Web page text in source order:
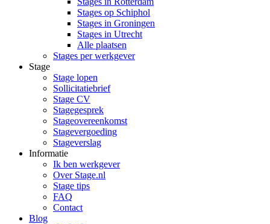
Stages op Schiphol
Stages in Groningen
Stages in Utrecht
Alle plaatsen
Stages per werkgever
Stage
Stage lopen
Sollicitatiebrief
Stage CV
Stagegesprek
Stageovereenkomst
Stagevergoeding
Stageverslag
Informatie
Ik ben werkgever
Over Stage.nl
Stage tips
FAQ
Contact
Blog